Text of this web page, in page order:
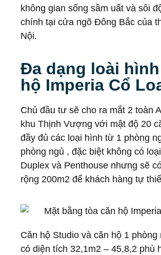
không gian sống sầm uất và sôi
chính tại cửa ngõ Đông Bắc của
Nội.
Đa dạng loài
hộ Imperia Cổ
Chủ đầu tư sẽ cho ra mắt 2 toàn
khu Thịnh Vượng với mật độ 20
đầy đủ các loại hình từ 1 phòng
phòng ngủ , đặc biệt không có
Duplex và Penthouse nhưng sẽ
rộng 200m2 để khách hàng tự
Căn hộ Studio và căn hộ 1 phòng
có diện tích 32,1m2 – 45,8,2 phù